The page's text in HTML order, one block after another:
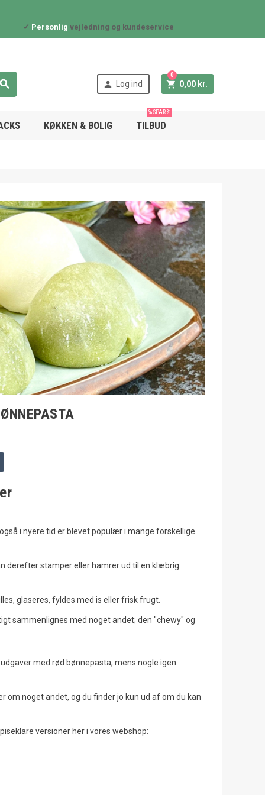
✓ Personlig vejledning og kundeservice
  Log ind  0,00 kr.
0
KØKKEN & BOLIG TILBUD
% SPAR %
231Syntes godt om
ret bestående af kolde
211 Syntes godt om
fusion af japansk tradition
i nyere tid er blevet populær i mange forskellige
derefter stamper eller hamrer ud til en klæbrig
glaseres, fyldes med is eller frisk frugt.
sammenlignes med noget andet; den "chewy" og
med rød bønnepasta, mens nogle igen
om noget andet, og du finder jo kun ud af om du kan
versioner her i vores webshop: